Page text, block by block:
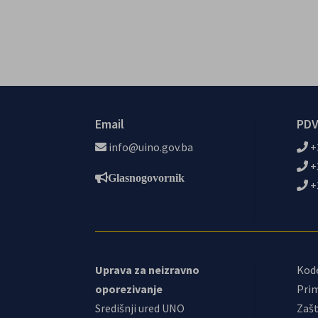
Email
info@uino.gov.ba
Glasnogovornik
Uprava za neizravno
oporezivanje
Središnji ured UNO